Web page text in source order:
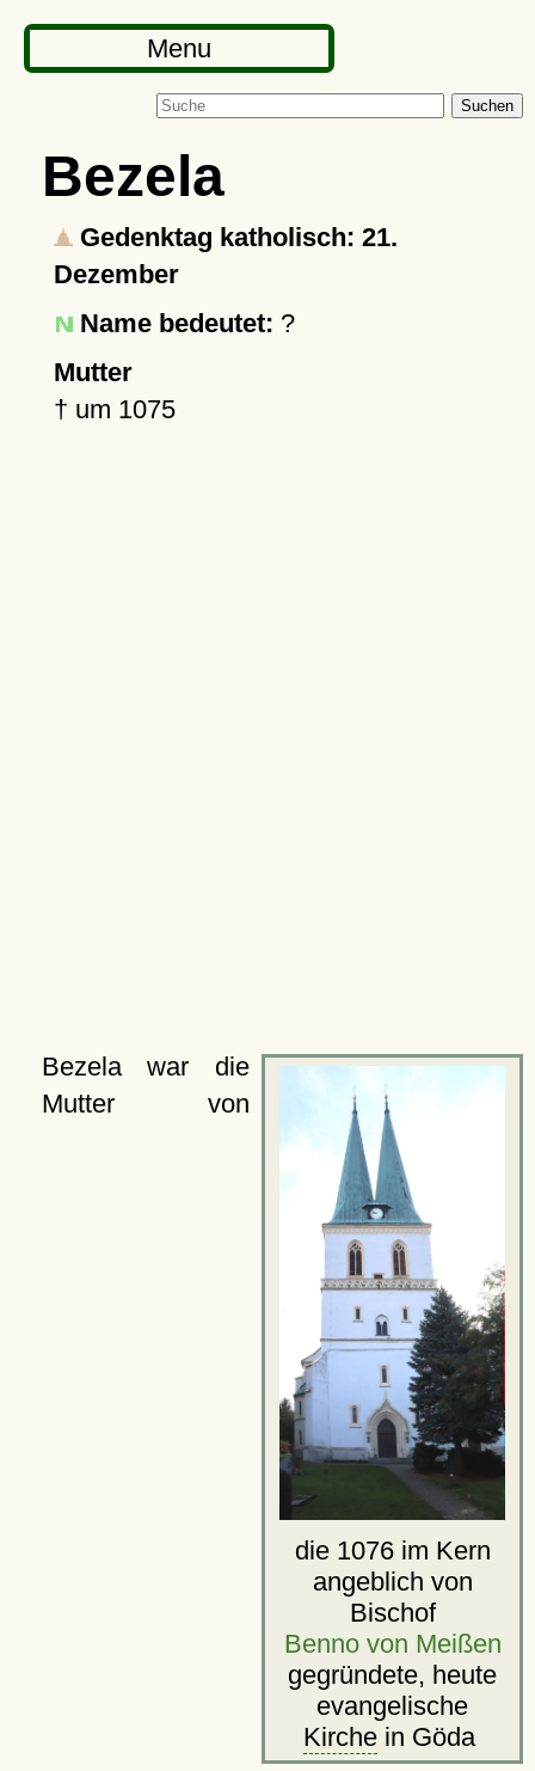
Menu
Suchen
Bezela
Gedenktag katholisch: 21.
Dezember
Name bedeutet: ?
Mutter
† um 1075
die 1076 im Kern
angeblich von
Bischof
Benno von Meißen
gegründete, heute
evangelische
Kirchein Göda
Bezela war die
Mutter von